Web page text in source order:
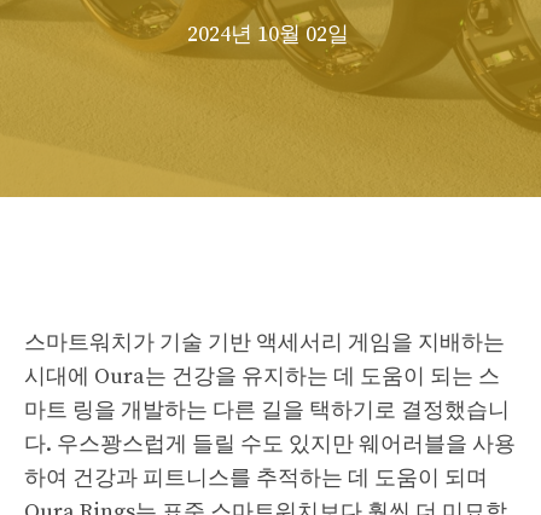
2024년 10월 02일
스마트워치가 기술 기반 액세서리 게임을 지배하는
시대에 Oura는 건강을 유지하는 데 도움이 되는 스
마트 링을 개발하는 다른 길을 택하기로 결정했습니
다. 우스꽝스럽게 들릴 수도 있지만 웨어러블을 사용
하여 건강과 피트니스를 추적하는 데 도움이 되며